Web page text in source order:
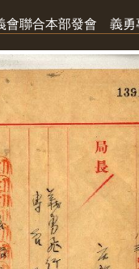
會聯合本部發會 義勇